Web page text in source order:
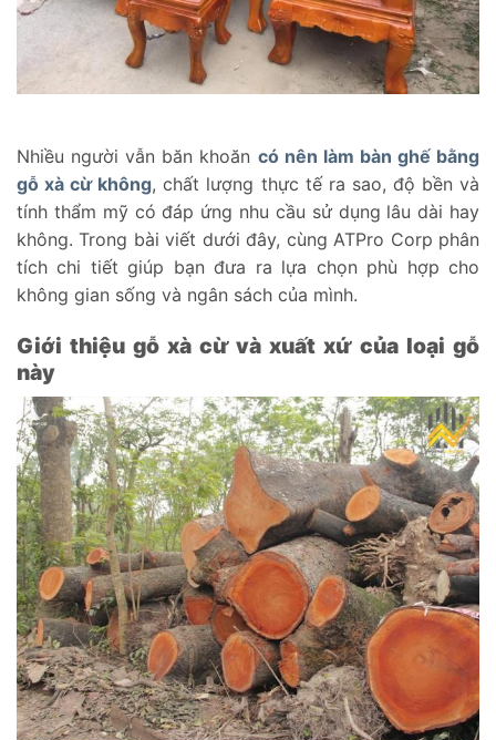
Nhiều người vẫn băn khoăn có nên làm bàn ghế bằng
gỗ xà cừ không, chất lượng thực tế ra sao, độ bền và
tính thẩm mỹ có đáp ứng nhu cầu sử dụng lâu dài hay
không. Trong bài viết dưới đây, cùng ATPro Corp phân
tích chi tiết giúp bạn đưa ra lựa chọn phù hợp cho
không gian sống và ngân sách của mình.
Giới thiệu gỗ xà cừ và xuất xứ của loại gỗ
này